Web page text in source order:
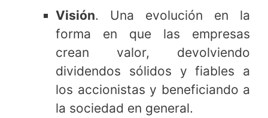
Visión. Una evolución en la
forma en que las empresas
crean valor, devolviendo
dividendos sólidos y fiables a
los accionistas y beneficiando a
la sociedad en general.